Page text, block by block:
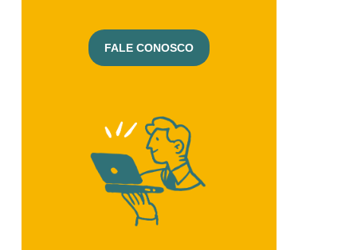
FALE CONOSCO